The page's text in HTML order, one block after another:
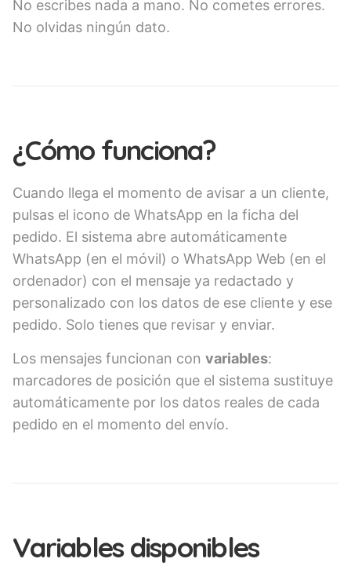
No escribes nada a mano. No cometes errores.
No olvidas ningún dato.
¿Cómo funciona?
Cuando llega el momento de avisar a un cliente,
pulsas el icono de WhatsApp en la ficha del
pedido. El sistema abre automáticamente
WhatsApp (en el móvil) o WhatsApp Web (en el
ordenador) con el mensaje ya redactado y
personalizado con los datos de ese cliente y ese
pedido. Solo tienes que revisar y enviar.
Los mensajes funcionan con variables:
marcadores de posición que el sistema sustituye
automáticamente por los datos reales de cada
pedido en el momento del envío.
Variables disponibles